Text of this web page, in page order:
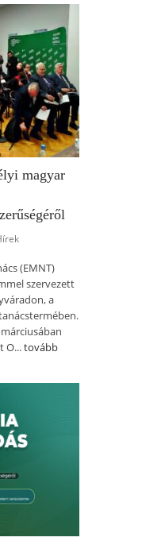
magyar
(EMNT)
szervezett
a
O...tovább